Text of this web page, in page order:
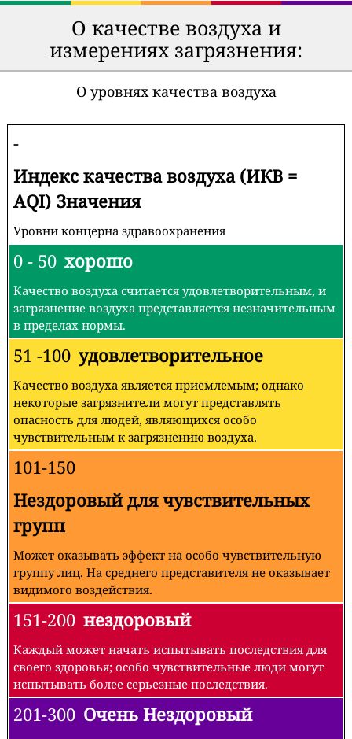
О качестве воздуха и
измерениях загрязнения:
О уровнях качества воздуха
-
Индекс качества воздуха (ИКВ =
AQI) Значения
Уровни концерна здравоохранения
0 - 50 хорошо
Качество воздуха считается удовлетворительным, и
загрязнение воздуха представляется незначительным
в пределах нормы.
51 -100 удовлетворительное
Качество воздуха является приемлемым; однако
некоторые загрязнители могут представлять
опасность для людей, являющихся особо
чувствительным к загрязнению воздуха.
101-150
Нездоровый для чувствительных
групп
Может оказывать эффект на особо чувствительную
группу лиц. На среднего представителя не оказывает
видимого воздействия.
151-200 нездоровый
Каждый может начать испытывать последствия для
своего здоровья; особо чувствительные люди могут
испытывать более серьезные последствия.
201-300 Очень Нездоровый